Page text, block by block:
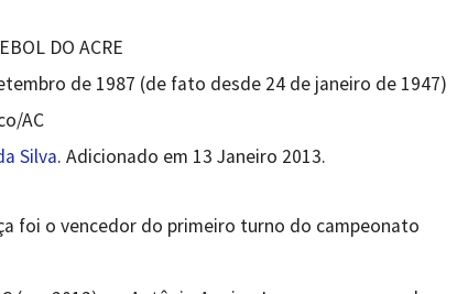
DO ACRE
de 1987 (de fato desde 24 de janeiro de 1947)
AC
Silva. Adicionado em 13 Janeiro 2013.
foi o vencedor do primeiro turno do campeonato